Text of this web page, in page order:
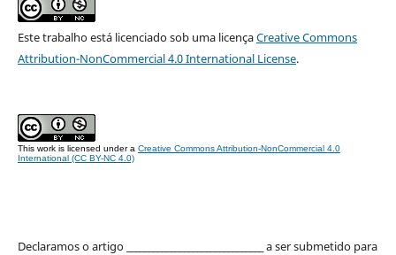
Este trabalho está licenciado sob uma licençaCreative Commons
Attribution-NonCommercial 4.0 International License.
This work is licensed under a Creative Commons Attribution-NonCommercial 4.0
International (CC BY-NC 4.0)
Declaramos o artigo _______________________________ a ser submetido para